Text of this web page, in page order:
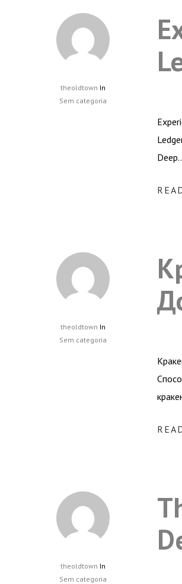
theoldtown In
Sem categoria
theoldtown In
Sem categoria
theoldtown In
Sem categoria